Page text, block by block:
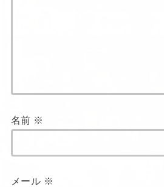
名前 ※
メール ※